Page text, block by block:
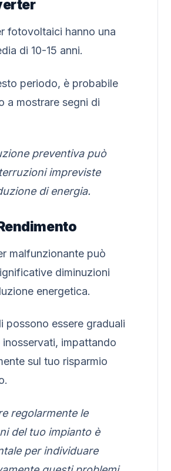
fotovoltaici hanno una
di 10-15 anni.
periodo, è probabile
a mostrare segni di
preventiva può
impreviste
di energia.
malfunzionante può
diminuzioni
energetica.
possono essere graduali
inosservati, impattando
sul tuo risparmio
regolarmente le
del tuo impianto è
per individuare